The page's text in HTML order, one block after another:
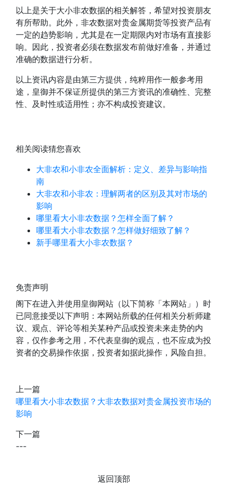
以上是关于大小非农数据的相关解答，希望对投资朋友
有所帮助。此外，非农数据对贵金属期货等投资产品有
一定的趋势影响，尤其是在一定期限内对市场有直接影
响。因此，投资者必须在数据发布前做好准备，并通过
准确的数据进行分析。
以上资讯内容是由第三方提供，纯粹用作一般参考用
途，皇御并不保证所提供的第三方资讯的准确性、完整
性、及时性或适用性；亦不构成投资建议。
相关阅读猜您喜欢
大非农和小非农全面解析：定义、差异与影响指
南
大非农和小非农：理解两者的区别及其对市场的
影响
哪里看大小非农数据？怎样全面了解？
哪里看大小非农数据？怎样做好细致了解？
新手哪里看大小非农数据？
免责声明
阁下在进入并使用皇御网站（以下简称「本网站」）时
已同意接受以下声明：本网站所载的任何相关分析师建
议、观点、评论等相关某种产品或投资未来走势的内
容，仅作参考之用，不代表皇御的观点，也不应成为投
资者的交易操作依据，投资者如据此操作，风险自担。
上一篇
哪里看大小非农数据？大非农数据对贵金属投资市场的
影响
下一篇
---
返回顶部